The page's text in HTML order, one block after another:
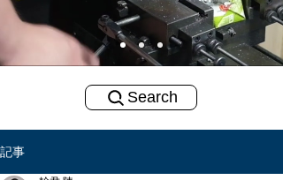
Search
記事